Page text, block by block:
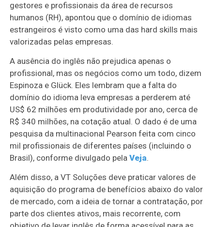
gestores e profissionais da área de recursos
humanos (RH), apontou que o domínio de idiomas
estrangeiros é visto como uma das hard skills mais
valorizadas pelas empresas.
A ausência do inglês não prejudica apenas o
profissional, mas os negócios como um todo, dizem
Espinoza e Glück. Eles lembram que a falta do
domínio do idioma leva empresas a perderem até
US$ 62 milhões em produtividade por ano, cerca de
R$ 340 milhões, na cotação atual. O dado é de uma
pesquisa da multinacional Pearson feita com cinco
mil profissionais de diferentes países (incluindo o
Brasil), conforme divulgado pelaVeja.
Além disso, a VT Soluções deve praticar valores de
aquisição do programa de benefícios abaixo do valor
de mercado, com a ideia de tornar a contratação, por
parte dos clientes ativos, mais recorrente, com